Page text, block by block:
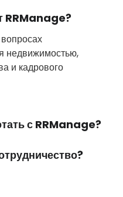
RRManage?
недвижимостью,
и кадрового
с RRManage?